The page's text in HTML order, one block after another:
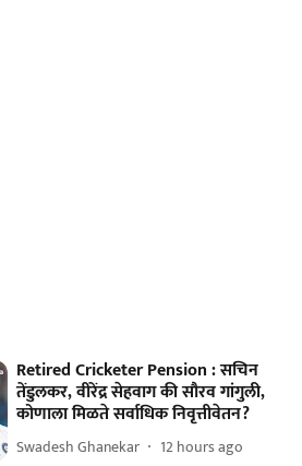
Retired Cricketer Pension : सचिन
तेंडुलकर, वीरेंद्र सेहवाग की सौरव गांगुली,
कोणाला मिळते सर्वाधिक निवृत्तीवेतन?
Swadesh Ghanekar 12 hours ago